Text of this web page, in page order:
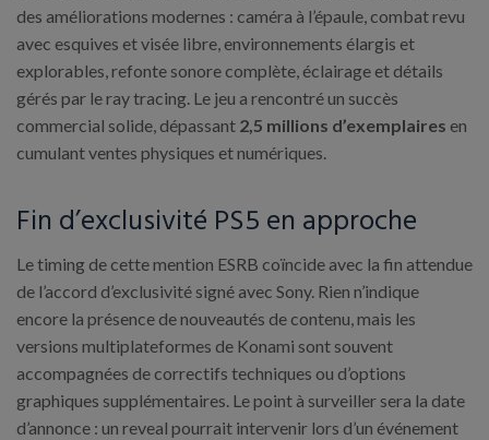
des améliorations modernes : caméra à l’épaule, combat revu
avec esquives et visée libre, environnements élargis et
explorables, refonte sonore complète, éclairage et détails
gérés par le ray tracing. Le jeu a rencontré un succès
commercial solide, dépassant 2,5 millions d’exemplaires en
cumulant ventes physiques et numériques.
Fin d’exclusivité PS5 en approche
Le timing de cette mention ESRB coïncide avec la fin attendue
de l’accord d’exclusivité signé avec Sony. Rien n’indique
encore la présence de nouveautés de contenu, mais les
versions multiplateformes de Konami sont souvent
accompagnées de correctifs techniques ou d’options
graphiques supplémentaires. Le point à surveiller sera la date
d’annonce : un reveal pourrait intervenir lors d’un événement